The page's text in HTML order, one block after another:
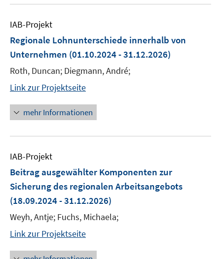
IAB-Projekt
Regionale Lohnunterschiede innerhalb von
Unternehmen (01.10.2024 - 31.12.2026)
Roth, Duncan; Diegmann, André;
Link zur Projektseite
mehr Informationen
IAB-Projekt
Beitrag ausgewählter Komponenten zur
Sicherung des regionalen Arbeitsangebots
(18.09.2024 - 31.12.2026)
Weyh, Antje; Fuchs, Michaela;
Link zur Projektseite